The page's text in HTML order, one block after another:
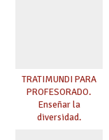
TRATIMUNDI PARA
PROFESORADO.
Enseñar la
diversidad.